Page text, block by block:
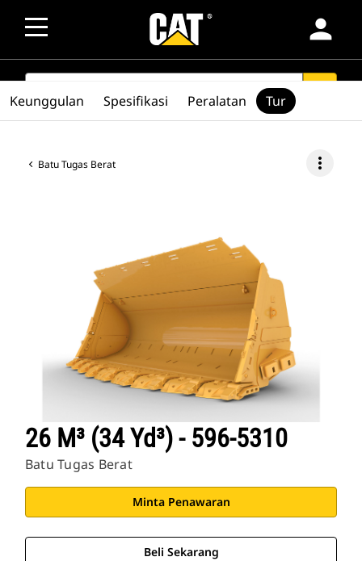
person
SEARCH
Batu Tugas Berat more_vert
26 M³ (34 Yd³) - 596-5310
Batu Tugas Berat
Minta Penawaran
Beli Sekarang
Keunggulan Spesifikasi Peralatan Tur